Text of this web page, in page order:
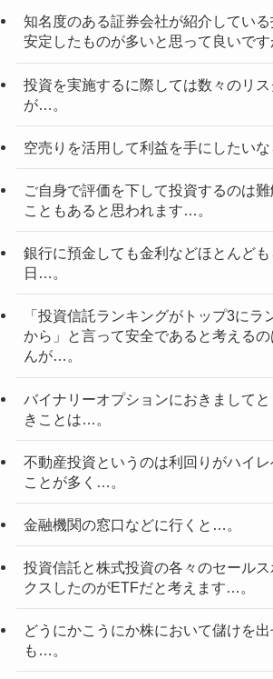
知名度のある証券会社が紹介してい
安定したものが多いと思って良いです
投資を実施するに際しては数々のリ
が…。
空売りを活用して利益を手にしたいな
ご自身で評価を下して投資するのは
こともあると思われます…。
銀行に預金しても金利などほとんど
日…。
「投資信託ランキングがトップ3にラ
から」と言って安全であると考える
んが…。
バイナリーオプションにおきまして
きことは…。
不動産投資というのは利回りがハイ
ことが多く…。
金融機関の窓口などに行くと…。
投資信託と株式投資の各々のセール
クスしたのがETFだと考えます…。
どうにかこうにか株において儲けを
も…。